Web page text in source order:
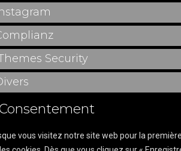
Security
vous visitez notre site web pour la